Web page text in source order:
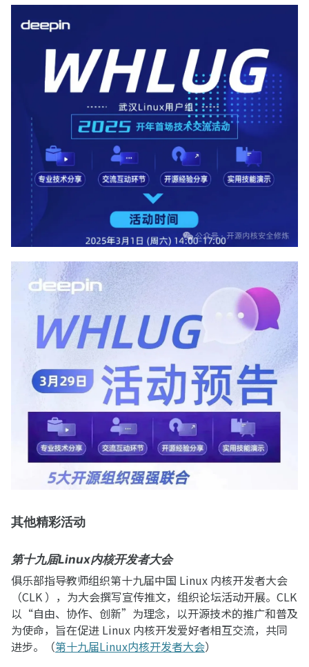
其他精彩活动
第十九届Linux内核开发者大会
俱乐部指导教师组织第十九届中国 Linux 内核开发者大会
（CLK ），为大会撰写宣传推文，组织论坛活动开展。CLK
以“自由、协作、创新”为理念，以开源技术的推广和普及
为使命，旨在促进 Linux 内核开发爱好者相互交流，共同
进步。（第十九届Linux内核开发者大会）